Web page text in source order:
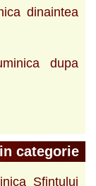
dinaintea
dupa
categorie
Sfintului